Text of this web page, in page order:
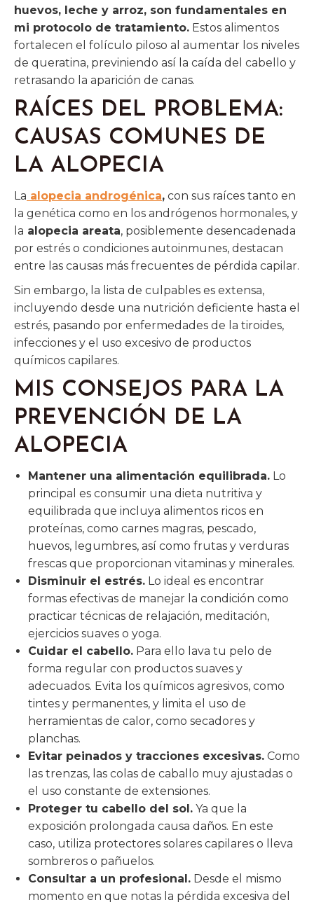
huevos, leche y arroz, son fundamentales en
mi protocolo de tratamiento. Estos alimentos
fortalecen el folículo piloso al aumentar los niveles
de queratina, previniendo así la caída del cabello y
retrasando la aparición de canas.
RAÍCES DEL PROBLEMA:
CAUSAS COMUNES DE
LA ALOPECIA
La alopecia androgénica, con sus raíces tanto en
la genética como en los andrógenos hormonales, y
la alopecia areata, posiblemente desencadenada
por estrés o condiciones autoinmunes, destacan
entre las causas más frecuentes de pérdida capilar.
Sin embargo, la lista de culpables es extensa,
incluyendo desde una nutrición deficiente hasta el
estrés, pasando por enfermedades de la tiroides,
infecciones y el uso excesivo de productos
químicos capilares.
MIS CONSEJOS PARA LA
PREVENCIÓN DE LA
ALOPECIA
Mantener una alimentación equilibrada. Lo
principal es consumir una dieta nutritiva y
equilibrada que incluya alimentos ricos en
proteínas, como carnes magras, pescado,
huevos, legumbres, así como frutas y verduras
frescas que proporcionan vitaminas y minerales.
Disminuir el estrés. Lo ideal es encontrar
formas efectivas de manejar la condición como
practicar técnicas de relajación, meditación,
ejercicios suaves o yoga.
Cuidar el cabello. Para ello lava tu pelo de
forma regular con productos suaves y
adecuados. Evita los químicos agresivos, como
tintes y permanentes, y limita el uso de
herramientas de calor, como secadores y
planchas.
Evitar peinados y tracciones excesivas. Como
las trenzas, las colas de caballo muy ajustadas o
el uso constante de extensiones.
Proteger tu cabello del sol. Ya que la
exposición prolongada causa daños. En este
caso, utiliza protectores solares capilares o lleva
sombreros o pañuelos.
Consultar a un profesional. Desde el mismo
momento en que notas la pérdida excesiva del